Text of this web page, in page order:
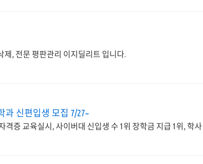
제, 전문 평판관리 이지딜리트 입니다.
신편입생 모집 7/27~
격증 교육실시, 사이버대 신입생 수 1위 장학금 지급 1위, 학